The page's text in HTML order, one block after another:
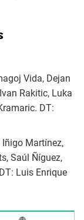
Vida, Dejan
Rakitic, Luka
DT:
Iñigo Martínez,
Saúl Ñíguez,
Luis Enrique